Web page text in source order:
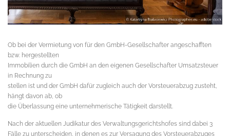
Ob bei der Vermietung von für den GmbH-Gesellschafter angeschafften
bzw. hergestellten
Immobilien durch die GmbH an den eigenen Gesellschafter Umsatzsteuer
in Rechnung zu
stellen ist und der GmbH dafür zugleich auch der Vorsteuerabzug zusteht,
hängt davon ab, ob
die Überlassung eine unternehmerische Tätigkeit darstellt.
Nach der aktuellen Judikatur des Verwaltungsgerichtshofes sind dabei 3
Fälle zu unterscheiden, in denen es zur Versagung des Vorsteuerabzuges